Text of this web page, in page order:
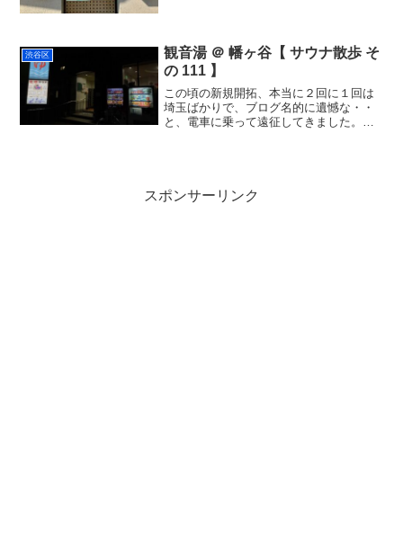
憶えてない・・。あれか...
渋谷区
観音湯 ＠ 幡ヶ谷【 サウナ散歩 そ
の 111 】
この頃の新規開拓、本当に２回に１回は
埼玉ばかりで、ブログ名的に遺憾な・・
と、電車に乗って遠征してきました。渋
スポンサーリンク